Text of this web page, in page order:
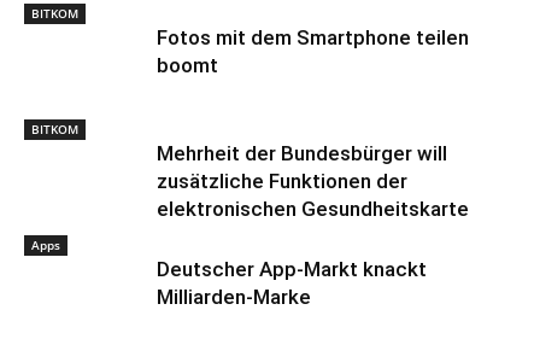
BITKOM
Fotos mit dem Smartphone teilen
boomt
BITKOM
Mehrheit der Bundesbürger will
zusätzliche Funktionen der
elektronischen Gesundheitskarte
Apps
Deutscher App-Markt knackt
Milliarden-Marke